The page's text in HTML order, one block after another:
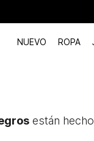
NUEVO ROPA
están